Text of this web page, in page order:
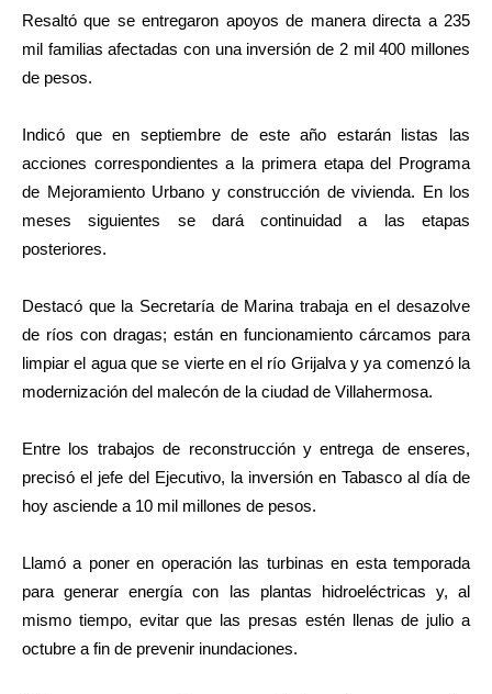
Resaltó que se entregaron apoyos de manera directa a 235
mil familias afectadas con una inversión de 2 mil 400 millones
de pesos.
Indicó que en septiembre de este año estarán listas las
acciones correspondientes a la primera etapa del Programa
de Mejoramiento Urbano y construcción de vivienda. En los
meses siguientes se dará continuidad a las etapas
posteriores.
Destacó que la Secretaría de Marina trabaja en el desazolve
de ríos con dragas; están en funcionamiento cárcamos para
limpiar el agua que se vierte en el río Grijalva y ya comenzó la
modernización del malecón de la ciudad de Villahermosa.
Entre los trabajos de reconstrucción y entrega de enseres,
precisó el jefe del Ejecutivo, la inversión en Tabasco al día de
hoy asciende a 10 mil millones de pesos.
Llamó a poner en operación las turbinas en esta temporada
para generar energía con las plantas hidroeléctricas y, al
mismo tiempo, evitar que las presas estén llenas de julio a
octubre a fin de prevenir inundaciones.